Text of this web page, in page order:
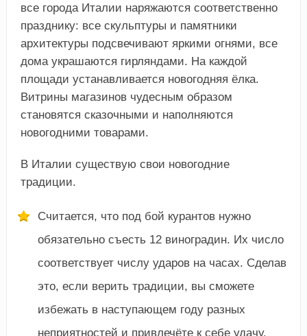
все города Италии наряжаются соответственно
празднику: все скульптуры и памятники
архитектуры подсвечивают яркими огнями, все
дома украшаются гирляндами. На каждой
площади устанавливается новогодняя ёлка.
Витрины магазинов чудесным образом
становятся сказочными и наполняются
новогодними товарами.
В Италии существую свои новогодние
традиции.
Считается, что под бой курантов нужно
обязательно съесть 12 виноградин. Их число
соответствует числу ударов на часах. Сделав
это, если верить традиции, вы сможете
избежать в наступающем году разных
неприятностей и привлечёте к себе удачу.